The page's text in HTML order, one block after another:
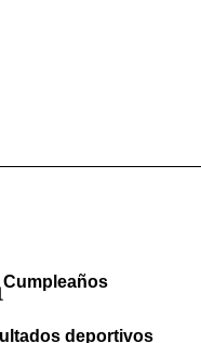
Cumpleaños
deportivos